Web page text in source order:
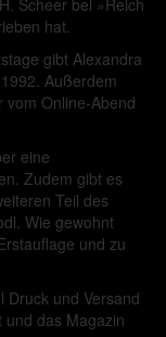
Scheer bei »Reich
hat.
gibt Alexandra
Außerdem
vom Online-Abend
eine
Zudem gibt es
Teil des
Wie gewohnt
und zu
Druck und Versand
und das Magazin